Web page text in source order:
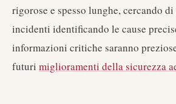
rigorose e spesso lunghe, cercando
incidenti identificando le cause
informazioni critiche saranno
futuri miglioramenti della sicurezza